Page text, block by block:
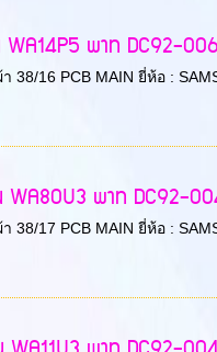
พาท DC92-
16 PCB MAIN ยี่ห้อ :
WA80U3 พาท DC92-
17 PCB MAIN ยี่ห้อ :